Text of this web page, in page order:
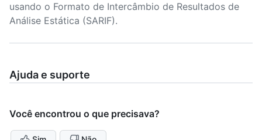
usando o Formato de Intercâmbio de Resultados de
Análise Estática (SARIF).
Ajuda e suporte
Você encontrou o que precisava?